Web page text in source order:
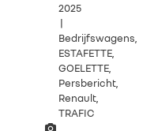
2025
|
Bedrijfswagens,
ESTAFETTE,
GOELETTE,
Persbericht,
Renault,
TRAFIC